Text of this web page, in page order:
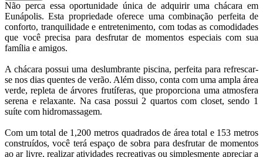
Não perca essa oportunidade única de adquirir uma chácara em
Eunápolis. Esta propriedade oferece uma combinação perfeita de
conforto, tranquilidade e entretenimento, com todas as comodidades
que você precisa para desfrutar de momentos especiais com sua
família e amigos.
A chácara possui uma deslumbrante piscina, perfeita para refrescar-
se nos dias quentes de verão. Além disso, conta com uma ampla área
verde, repleta de árvores frutíferas, que proporciona uma atmosfera
serena e relaxante. Na casa possui 2 quartos com closet, sendo 1
suíte com hidromassagem.
Com um total de 1,200 metros quadrados de área total e 153 metros
construídos, você terá espaço de sobra para desfrutar de momentos
ao ar livre, realizar atividades recreativas ou simplesmente apreciar a